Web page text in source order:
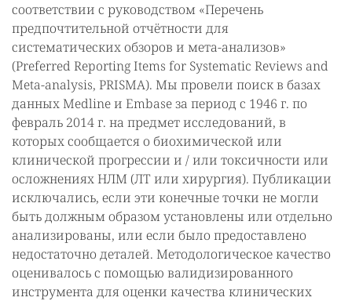
соответствии с руководством «Перечень
предпочтительной отчётности для
систематических обзоров и мета-анализов»
(Preferred Reporting Items for Systematic Reviews and
Meta-analysis, PRISMA). Мы провели поиск в базах
данных Medline и Embase за период с 1946 г. по
февраль 2014 г. на предмет исследований, в
которых сообщается о биохимической или
клинической прогрессии и / или токсичности или
осложнениях НЛМ (ЛТ или хирургия). Публикации
исключались, если эти конечные точки не могли
быть должным образом установлены или отдельно
анализированы, или если было предоставлено
недостаточно деталей. Методологическое качество
оценивалось с помощью валидизированного
инструмента для оценки качества клинических